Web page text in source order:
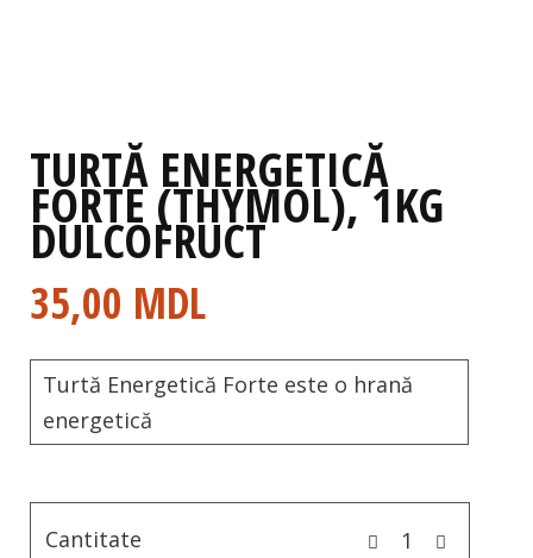
TURTĂ ENERGETICĂ
FORTE (THYMOL), 1KG
DULCOFRUCT
35,00 MDL
Turtă Energetică Forte este o hrană
energetică
Cantitate